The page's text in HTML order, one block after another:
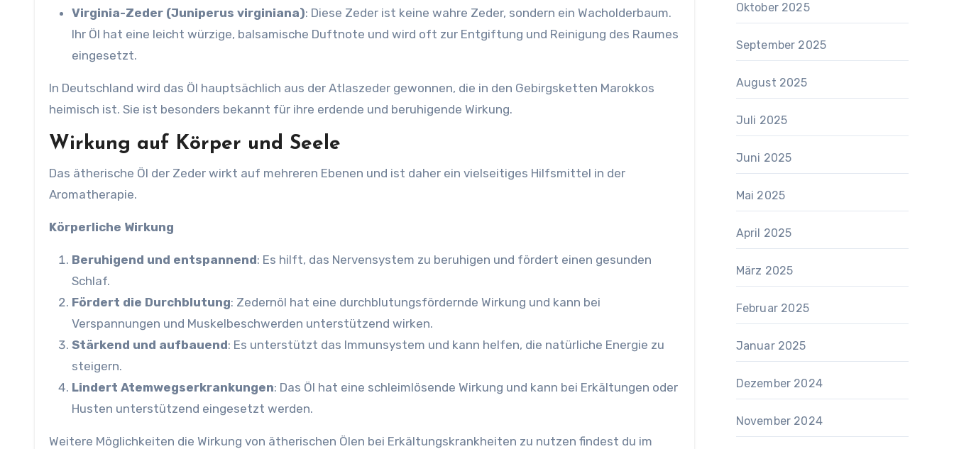
Virginia-Zeder (Juniperus virginiana): Diese Zeder ist keine wahre Zeder, sondern ein Wacholderbaum.
Ihr Öl hat eine leicht würzige, balsamische Duftnote und wird oft zur Entgiftung und Reinigung des Raumes
eingesetzt.
In Deutschland wird das Öl hauptsächlich aus der Atlaszeder gewonnen, die in den Gebirgsketten Marokkos
heimisch ist. Sie ist besonders bekannt für ihre erdende und beruhigende Wirkung.
Wirkung auf Körper und Seele
Das ätherische Öl der Zeder wirkt auf mehreren Ebenen und ist daher ein vielseitiges Hilfsmittel in der
Aromatherapie.
Körperliche Wirkung
Beruhigend und entspannend: Es hilft, das Nervensystem zu beruhigen und fördert einen gesunden
Schlaf.
Fördert die Durchblutung: Zedernöl hat eine durchblutungsfördernde Wirkung und kann bei
Verspannungen und Muskelbeschwerden unterstützend wirken.
Stärkend und aufbauend: Es unterstützt das Immunsystem und kann helfen, die natürliche Energie zu
steigern.
Lindert Atemwegserkrankungen: Das Öl hat eine schleimlösende Wirkung und kann bei Erkältungen oder
Husten unterstützend eingesetzt werden.
Weitere Möglichkeiten die Wirkung von ätherischen Ölen bei Erkältungskrankheiten zu nutzen findest du im
Oktober 2025
September 2025
August 2025
Juli 2025
Juni 2025
Mai 2025
April 2025
März 2025
Februar 2025
Januar 2025
Dezember 2024
November 2024